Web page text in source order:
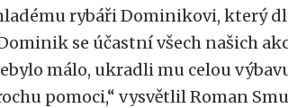
rybáři Dominikovi, který
se účastní všech našich
málo, ukradli mu celou
pomoci,“ vysvětlil Roman